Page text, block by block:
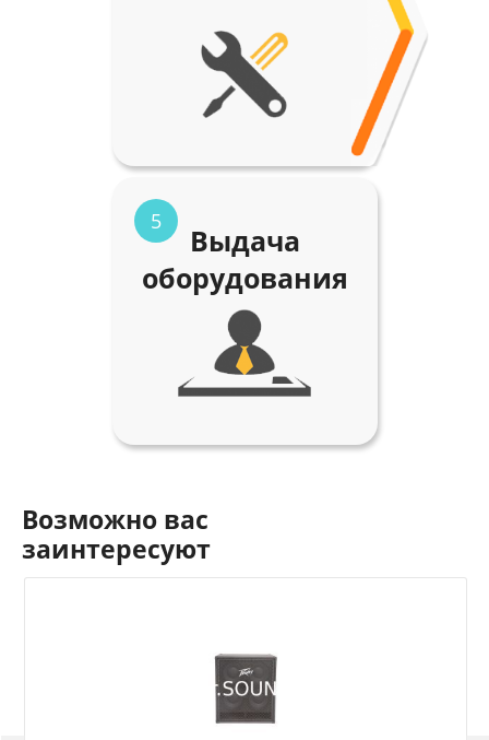
5
Выдача
оборудования
Возможно вас
заинтересуют